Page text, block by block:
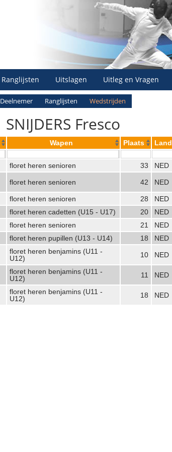
Ranglijsten Uitslagen Uitleg en Vragen
Deelnemer Ranglijsten Wedstrijden
SNIJDERS Fresco
Wapen Plaats Land
floret heren senioren 33 NED
floret heren senioren 42 NED
floret heren senioren 28 NED
floret heren cadetten (U15 - U17) 20 NED
floret heren senioren 21 NED
floret heren pupillen (U13 - U14) 18 NED
floret heren benjamins (U11 -
U12)
10 NED
floret heren benjamins (U11 -
U12)
11 NED
floret heren benjamins (U11 -
U12)
18 NED